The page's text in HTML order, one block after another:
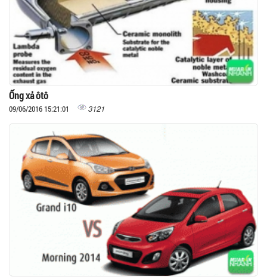
Ống xả ôtô
09/06/2016 15:21:01 3121